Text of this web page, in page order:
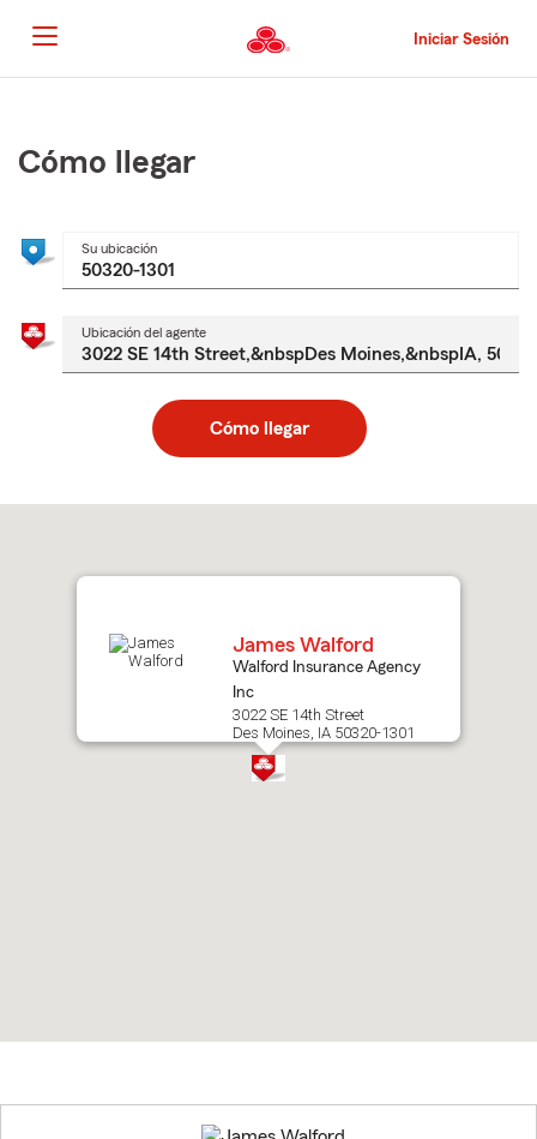
al
contenido
principal
Iniciar Sesión
principal
Cómo llegar
Su ubicación
Ubicación del agente
Cómo llegar
to
James Walford
Walford Insurance Agency
Inc
3022 SE 14th Street
Des Moines, IA 50320-1301
to
before